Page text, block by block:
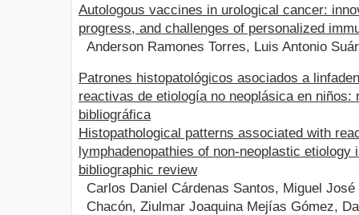
Autologous vaccines in urological cancer:
progress, and challenges of personalized
Anderson Ramones Torres, Luis Antonio
Patrones histopatológicos asociados a
reactivas de etiología no neoplásica en niños:
bibliográfica
Histopathological patterns associated with
lymphadenopathies of non-neoplastic etiology
bibliographic review
Carlos Daniel Cárdenas Santos, Miguel José
Chacón, Ziulmar Joaquina Mejías Gómez,